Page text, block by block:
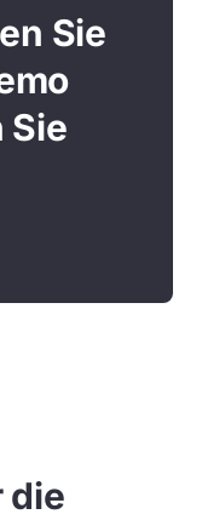
Sie
Sie
die